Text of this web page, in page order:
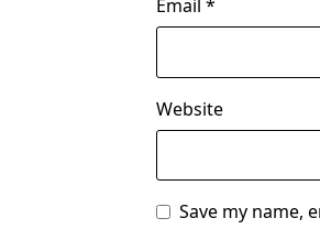
Email *
Website
Save my name,